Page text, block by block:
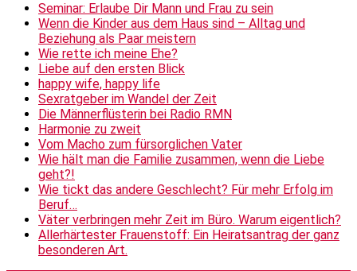
Seminar: Erlaube Dir Mann und Frau zu sein
Wenn die Kinder aus dem Haus sind – Alltag und
Beziehung als Paar meistern
Wie rette ich meine Ehe?
Liebe auf den ersten Blick
happy wife, happy life
Sexratgeber im Wandel der Zeit
Die Männerflüsterin bei Radio RMN
Harmonie zu zweit
Vom Macho zum fürsorglichen Vater
Wie hält man die Familie zusammen, wenn die Liebe
geht?!
Wie tickt das andere Geschlecht? Für mehr Erfolg im
Beruf…
Väter verbringen mehr Zeit im Büro. Warum eigentlich?
Allerhärtester Frauenstoff: Ein Heiratsantrag der ganz
besonderen Art.